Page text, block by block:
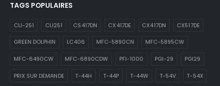
TAGS POPULAIRES
CLI-251 CLI251 CS417DN CX417DE CX417DN CX517DE
GREEN DOLPHIN LC406 MFC-5890CN MFC-5895CW
MFC-6490CW MFC-6890CDW PFI-1000 PGI-29 PGI29
PRIX SUR DEMANDE T-44H T-44P T-44W T-54V T-54X